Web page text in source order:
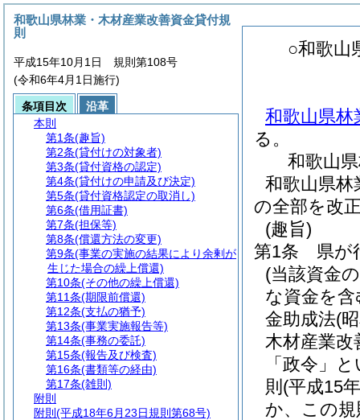
○和歌山
和歌山県林
る。
和歌山
和歌山県林
の全部を改
(趣旨)
第1条
県が
(当該資金
な資金を含
金助成法(
木材産業改
「政令」
則 (平成15
か、この
和歌山県林業・木材産業改善資金貸付規
則
平成15年10月1日 規則第108号
(令和6年4月1日施行)
条項目次
沿革
本則
第1条(趣旨)
第2条(貸付けの対象者)
第3条(貸付資格の認定)
第4条(貸付けの申請及び決定)
第5条(貸付資格認定の取消し)
第6条(借用証書)
第7条(担保等)
第8条(償還方法の変更)
第9条(事業の実施の結果により余剰が
生じた場合の繰上償還)
第10条(その他の繰上償還)
第11条(期限前償還)
第12条(支払の猶予)
第13条(事業実施報告等)
第14条(事務の委託)
第15条(報告及び検査)
第16条(書類等の経由)
第17条(雑則)
附則
附則 (平成18年6月23日規則第68号)